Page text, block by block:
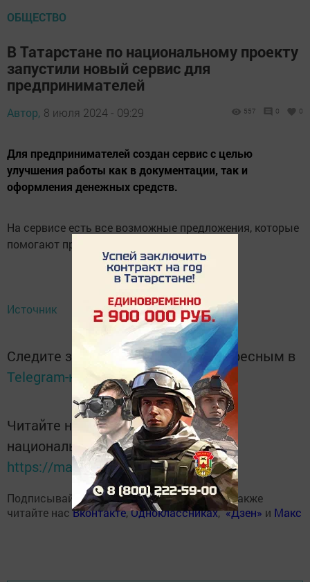
ОБЩЕСТВО
В Татарстане по национальному проекту
запустили новый сервис для
предпринимателей
Автор, 8 июля 2024 - 09:29 557 0 0
Для предпринимателей создан сервис с целью
улучшения работы как в документации, так и
оформления денежных средств.
На сервисе есть все возможные предложения, которые
помогают предпринимателям в их работе.
Источник
Следите за самым важным и интересным в
Telegram-каналеТатмедиа
Читайте новости Татарстана в
национальном мессенджере MАХ:
https://max.ru/tatmedia
Подписывайтесь на нашTelegram-канал, а также
читайте насВконтакте,Одноклассниках,«Дзен» и Макс